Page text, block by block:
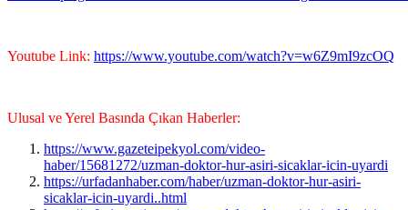
Youtube Link: https://www.youtube.com/watch?v=w6Z9mI9zcOQ
Ulusal ve Yerel Basında Çıkan Haberler:
https://www.gazeteipekyol.com/video-
haber/15681272/uzman-doktor-hur-asiri-sicaklar-icin-uyardi
https://urfadanhaber.com/haber/uzman-doktor-hur-asiri-
sicaklar-icin-uyardi..html